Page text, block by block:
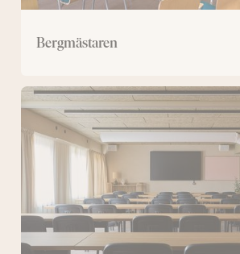
Bergmästaren
Stor
konferenslokal